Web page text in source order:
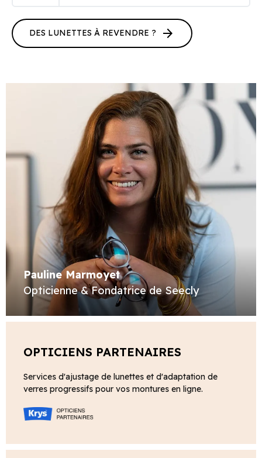
DES LUNETTES À REVENDRE ? arrow_forward
Pauline Marmoyet
Opticienne & Fondatrice de Seecly
OPTICIENS PARTENAIRES
Services d'ajustage de lunettes et d'adaptation de
verres progressifs pour vos montures en ligne.